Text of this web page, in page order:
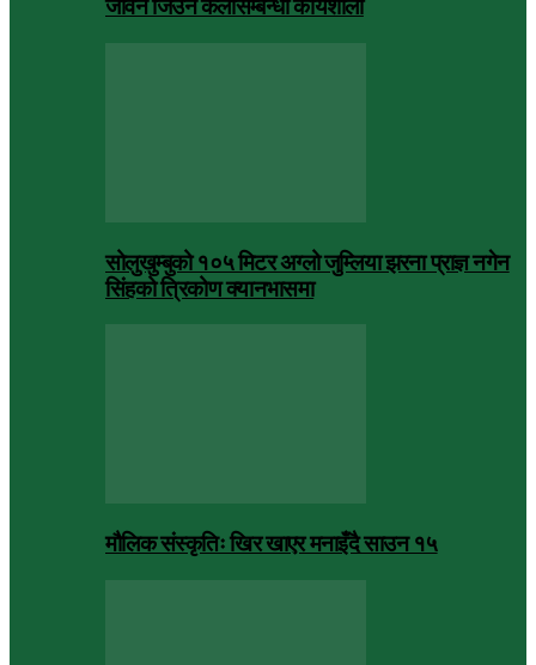
जीवन जिउने कलासम्बन्धी कार्यशाला
सोलुखुम्बुको १०५ मिटर अग्लो जुम्लिया झरना प्राज्ञ नगेन
सिंहको त्रिकोण क्यानभासमा
मौलिक संस्कृतिः खिर खाएर मनाइँदै साउन १५